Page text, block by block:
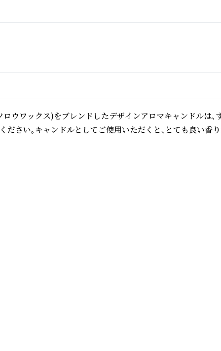
ウワックス)をブレンドしたデザインアロマキャンドル
。キャンドルとしてご使用いただくと、とても良い